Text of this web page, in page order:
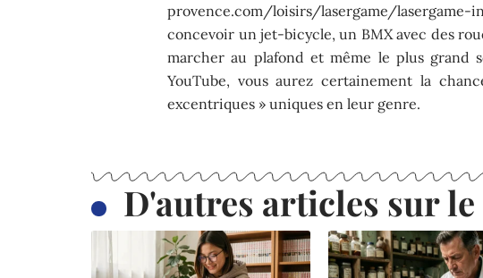
provence.com/loisirs/lasergame/
concevoir un jet-bicycle, un BMX avec des
marcher au plafond et même le plus grand
YouTube, vous aurez certainement la
excentriques » uniques en leur genre.
D'autres articles sur le